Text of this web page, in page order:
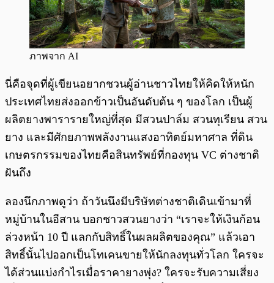
ภาพจาก AI
นี่คือจุดที่ผู้เขียนอยากชวนผู้อ่านชาวไทยให้คิดให้หนัก
ประเทศไทยส่งออกข้าวเป็นอันดับต้น ๆ ของโลก เป็นผู้
ผลิตยางพารารายใหญ่ที่สุด มีสวนปาล์ม สวนทุเรียน สวน
ยาง และมีศักยภาพพลังงานแสงอาทิตย์มหาศาล ที่ดิน
เกษตรกรรมของไทยคือสินทรัพย์ที่กองทุน VC ต่างชาติ
ฝันถึง
ลองนึกภาพดูว่า ถ้าวันนึงมีบริษัทต่างชาติเดินเข้ามาที่
หมู่บ้านในอีสาน บอกชาวสวนยางว่า “เราจะให้เงินก้อน
ล่วงหน้า 10 ปี แลกกับสิทธิ์ในผลผลิตของคุณ” แล้วเอา
สิทธิ์นั้นไปออกเป็นโทเคนขายให้นักลงทุนทั่วโลก ใครจะ
ได้ส่วนแบ่งกำไรเมื่อราคายางพุ่ง? ใครจะรับความเสี่ยง